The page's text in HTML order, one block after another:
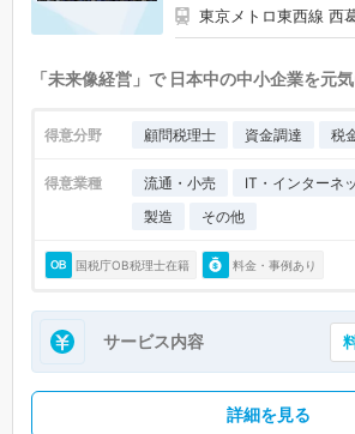
東京メトロ東西線 西
「未来像経営」で 日本中の中小企業を元
得意分野 顧問税理士 資金調達 税
得意業種 流通・小売 IT・インターネ
製造
その他
国税庁OB税理士在籍 料金・事例あり
サービス内容
詳細を見る